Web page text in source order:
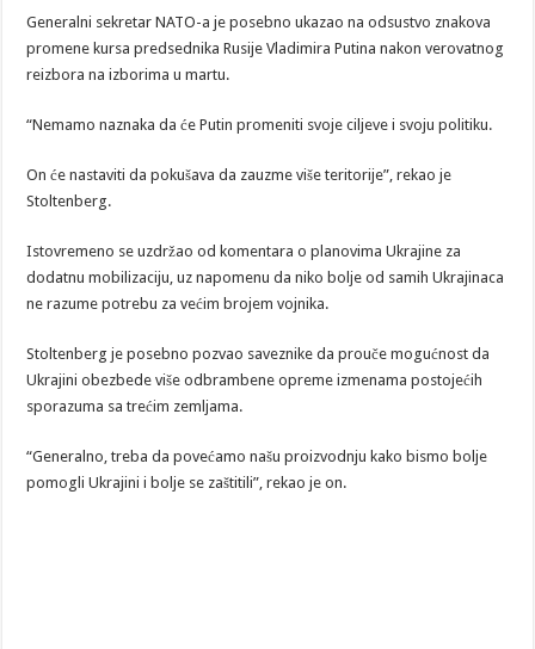
Generalni sekretar NATO-a je posebno ukazao na odsustvo znakova
promene kursa predsednika Rusije Vladimira Putina nakon verovatnog
reizbora na izborima u martu.
“Nemamo naznaka da će Putin promeniti svoje ciljeve i svoju politiku.
On će nastaviti da pokušava da zauzme više teritorije”, rekao je
Stoltenberg.
Istovremeno se uzdržao od komentara o planovima Ukrajine za
dodatnu mobilizaciju, uz napomenu da niko bolje od samih Ukrajinaca
ne razume potrebu za većim brojem vojnika.
Stoltenberg je posebno pozvao saveznike da prouče mogućnost da
Ukrajini obezbede više odbrambene opreme izmenama postojećih
sporazuma sa trećim zemljama.
“Generalno, treba da povećamo našu proizvodnju kako bismo bolje
pomogli Ukrajini i bolje se zaštitili”, rekao je on.